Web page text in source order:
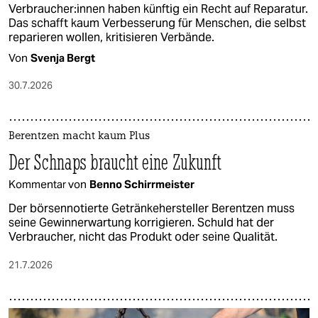
Ver­brau­che­r:in­nen haben künftig ein Recht auf Reparatur.
Das schafft kaum Verbesserung für Menschen, die selbst
reparieren wollen, kritisieren Verbände.
Von Svenja Bergt
30.7.2026
Berentzen macht kaum Plus
Der Schnaps braucht eine Zukunft
Kommentar von Benno Schirrmeister
Der börsennotierte Getränkehersteller Berentzen muss
seine Gewinnerwartung korrigieren. Schuld hat der
Verbraucher, nicht das Produkt oder seine Qualität.
21.7.2026